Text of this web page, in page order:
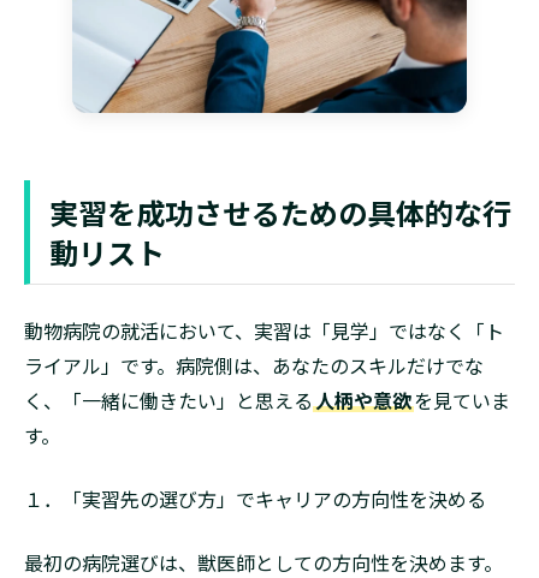
実習を成功させるための具体的な行
動リスト
動物病院の就活において、実習は「見学」ではなく「ト
ライアル」です。病院側は、あなたのスキルだけでな
く、「一緒に働きたい」と思える人柄や意欲を見ていま
す。
１．「実習先の選び方」でキャリアの方向性を決める
最初の病院選びは、獣医師としての方向性を決めます。